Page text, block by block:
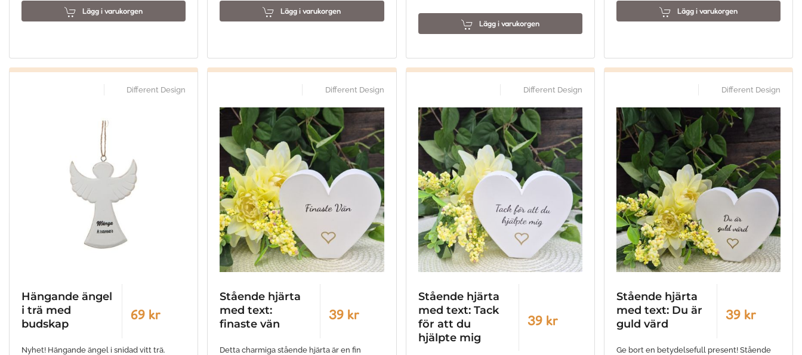
Lägg i varukorgen Lägg i varukorgen
Lägg i varukorgen
Lägg i varukorgen
Different Design
Hängande ängel
i trä med
budskap
69 kr
Nyhet! Hängande ängel i snidad vitt trä.
Different Design
Stående hjärta
med text:
finaste vän
39 kr
Detta charmiga stående hjärta är en fin
Different Design
Stående hjärta
med text: Tack
för att du
hjälpte mig
39 kr
Different Design
Stående hjärta
med text: Du är
guld värd
39 kr
Ge bort en betydelsefull present! Stående